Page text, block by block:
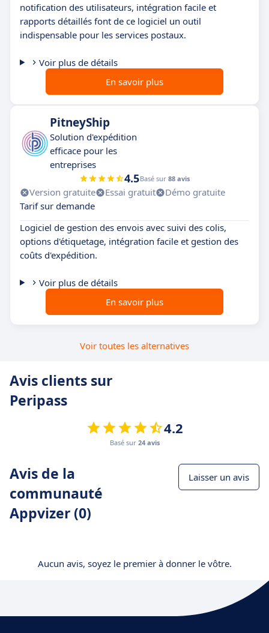
notification des utilisateurs, intégration facile et
rapports détaillés font de ce logiciel un outil
indispensable pour les services postaux.
Voir plus de détails
En savoir plus
PitneyShip
Solution d'expédition
efficace pour les
entreprises
4.5Basé sur 88 avis
Version gratuite Essai gratuit
Démo gratuite
Tarif sur demande
Logiciel de gestion des envois avec suivi des colis,
options d'étiquetage, intégration facile et gestion des
coûts d'expédition.
Voir plus de détails
En savoir plus
Voir toutes les alternatives
Avis clients sur
Peripass
4.2
Basé sur 24 avis
Avis de la
communauté
Appvizer (0)
Laisser un avis
Aucun avis, soyez le premier à donner le vôtre.